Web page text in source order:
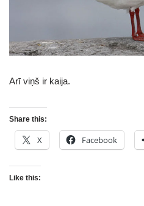
Arī viņš ir kaija.
Share this:
X Facebook
Like this: